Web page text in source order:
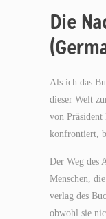
Die
Als ich das
dieser Welt
von Präsident
konfrontiert,
Der Weg des
Menschen,
verlag des
obwohl sie